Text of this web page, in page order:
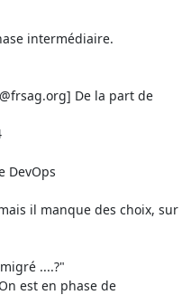
intermédiaire.
De la part de
DevOps
il manque des choix, sur
....?"
est en phase de